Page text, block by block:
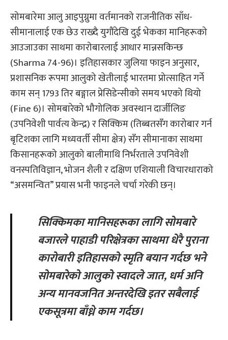
सोमबारेमा आलु आइपुग्नुमा वर्तमानको राजनीतिक साँध-
सीमानालाई एक छेउ राख्दै युगौंदेखि दुई भेकका मानिहरूको
आउजाउका साथमा कारोबारलाई आधार मान्नसकिन्छ
(Sharma 74-96)। इतिहासकार जुलिया फाइन अनुसार,
प्रशासनिक रूपमा आलुको खेतीलाई भारतमा प्रोत्साहित गर्ने
काम सन् 1793 तिर बङ्गाल प्रेसिडेन्सीको समय भएको थियो
(Fine 6)। सोमबारेको भौगोलिक अवस्थान दार्जीलिङ
(उपनिवेशी पार्वत्य केन्द्र) र सिक्किम (तिब्बतसँग कारोबार गर्न
बृटिशका लागि मध्यवर्ती सीमा क्षेत्र) सँग सीमानाका साथमा
किसानहरूको आलुको बालीमाथि निर्भरताले उपनिवेशी
वनस्पतिविज्ञान, भोजन शैली र दक्षिण एशियाली विचारधाराको
“असमन्वित” प्रयास भनी फाइनले चर्चा गरेकी छन्।
सिक्किमका मानिसहरूका लागि सोमबारे
बजारले पाहाडी परिक्षेत्रका साथमा धेरै पुराना
कारोबारी इतिहासको स्मृति बयान गर्दछ भने
सोमबारेको आलुको स्वादले जात, धर्म अनि
अन्य मानवजनित अन्तरदेखि इतर सबैलाई
एकसूत्रमा बाँध्ने काम गर्दछ।